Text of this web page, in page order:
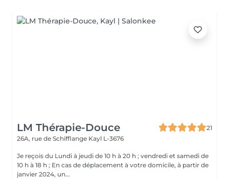
LM Thérapie-Douce
21
26A, rue de Schifflange Kayl L-3676
Je reçois du Lundi à jeudi de 10 h à 20 h ; vendredi et samedi de
10 h à 18 h ; En cas de déplacement à votre domicile, à partir de
janvier 2024, un...